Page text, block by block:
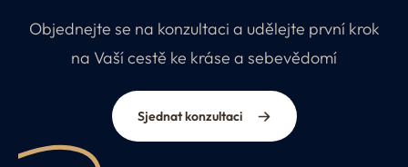
Objednejte se na konzultaci a udělejte první krok
na Vaší cestě ke kráse a sebevědomí
Sjednat konzultaci